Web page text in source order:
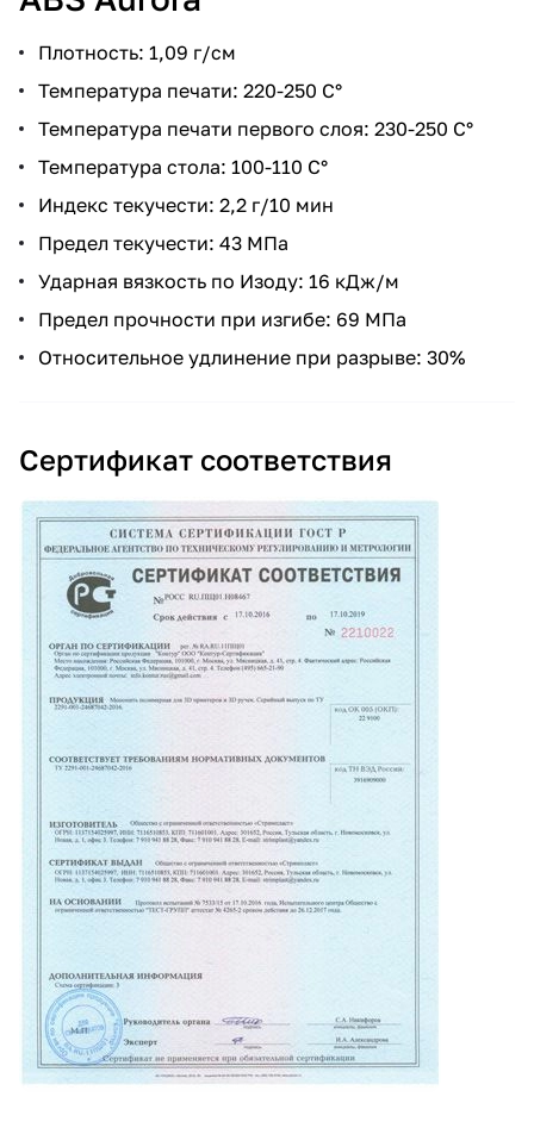
Плотность: 1,09 г/см
Температура печати: 220-250 С°
Температура печати первого слоя: 230-250 С°
Температура стола: 100-110 С°
Индекс текучести: 2,2 г/10 мин
Предел текучести: 43 МПа
Ударная вязкость по Изоду: 16 кДж/м
Предел прочности при изгибе: 69 МПа
Относительное удлинение при разрыве: 30%
Сертификат соответствия